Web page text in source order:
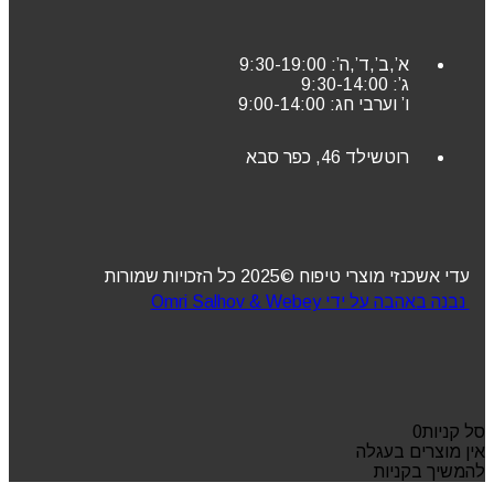
א’,ב’,ד’,ה’: 9:30-19:00
ג’: 9:30-14:00
ו’ וערבי חג: 9:00-14:00
רוטשילד 46, כפר סבא
עדי אשכנזי מוצרי טיפוח ©2025 כל הזכויות שמורות
נבנה באהבה על ידי Omri Salhov & Webey
סל קניות0
אין מוצרים בעגלה
להמשיך בקניות